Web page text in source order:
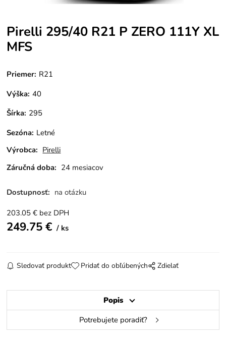
Pirelli 295/40 R21 P ZERO 111Y XL
MFS
Priemer: R21
Výška: 40
Šírka: 295
Sezóna: Letné
Výrobca: Pirelli
Záručná doba: 24 mesiacov
Dostupnosť: na otázku
203.05 € bez DPH
249.75€ ks
Sledovať produkt Pridať do obľúbených Zdielať
Popis
Potrebujete poradiť?